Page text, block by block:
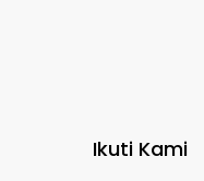
Ikuti Kami